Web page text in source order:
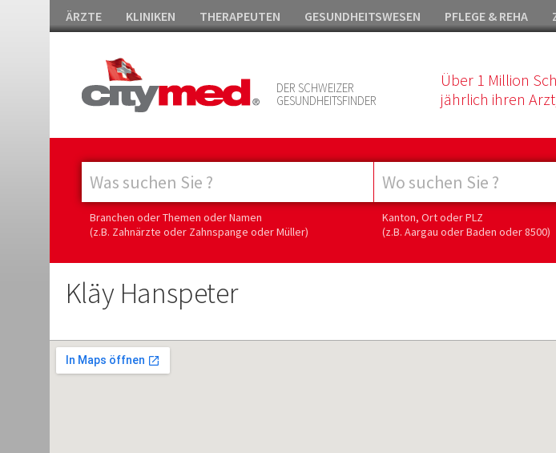
ÄRZTE KLINIKEN THERAPEUTEN GESUNDHEITSWESEN PFLEGE & REHA
DER SCHWEIZER
GESUNDHEITSFINDER
Über 1 Million
jährlich ihren
Branchen oder Themen oder Namen
(z.B. Zahnärzte oder Zahnspange oder Müller)
Kanton, Ort oder PLZ
(z.B. Aargau oder Baden oder 8500)
Kläy Hanspeter